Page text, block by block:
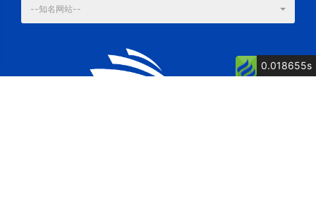
--知名网站--
0.018655s